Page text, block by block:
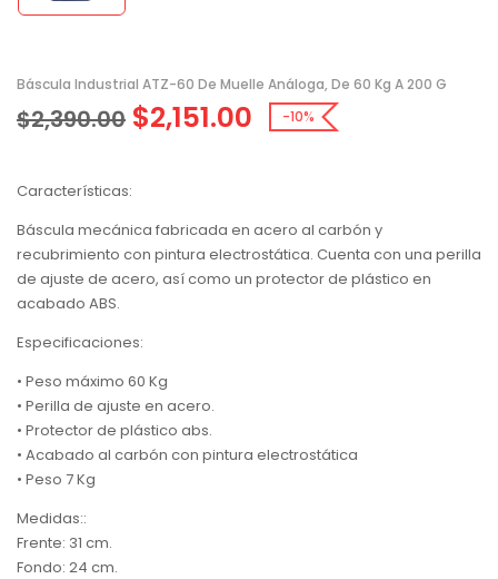
Báscula Industrial ATZ-60 De Muelle Análoga, De 60 Kg A 200 G
$2,390.00 $2,151.00 -10%
Características:
Báscula mecánica fabricada en acero al carbón y
recubrimiento con pintura electrostática. Cuenta con una perilla
de ajuste de acero, así como un protector de plástico en
acabado ABS.
Especificaciones:
• Peso máximo 60 Kg
• Perilla de ajuste en acero.
• Protector de plástico abs.
• Acabado al carbón con pintura electrostática
• Peso 7 Kg
Medidas::
Frente: 31 cm.
Fondo: 24 cm.